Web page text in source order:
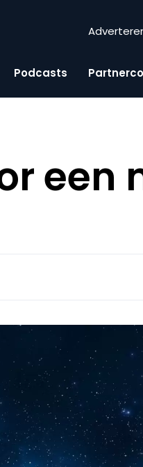
Podcasts
een